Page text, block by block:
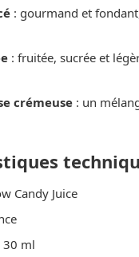
: gourmand et
: fruitée, sucrée et
crémeuse : un
Candy Juice
30 ml